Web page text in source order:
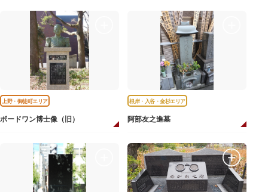
上野・御徒町エリア
ボードワン博士像（旧）
根岸・入谷・金杉エリア
阿部友之進墓